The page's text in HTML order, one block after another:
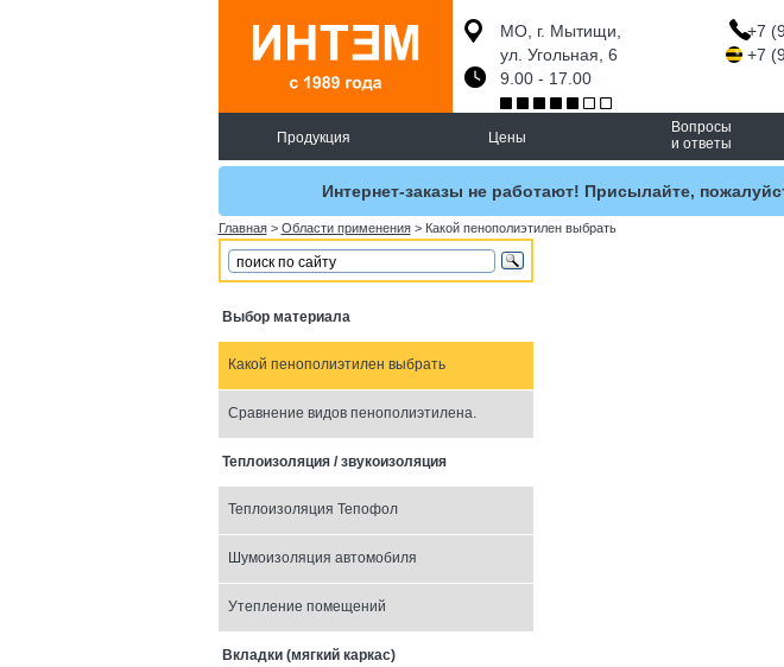
МО, г. Мытищи,
ул. Угольная, 6
9.00 - 17.00
+7
+7
Продукция Цены
Вопросы
и ответы
Интернет-заказы не работают! Присылайте,
Главная> Области применения> Какой пенополиэтилен выбрать
Выбор материала
Какой пенополиэтилен выбрать
Сравнение видов пенополиэтилена.
Теплоизоляция / звукоизоляция
Теплоизоляция Тепофол
Шумоизоляция автомобиля
Утепление помещений
Вкладки (мягкий каркас)